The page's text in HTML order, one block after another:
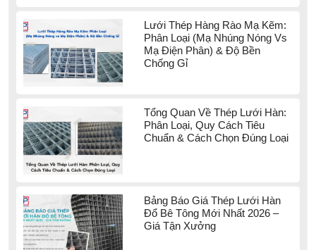
Lưới Thép Hàng Rào Mạ Kẽm:
Phân Loại (Mạ Nhúng Nóng Vs
Mạ Điện Phân) & Độ Bền
Chống Gỉ
Tổng Quan Về Thép Lưới Hàn:
Phân Loại, Quy Cách Tiêu
Chuẩn & Cách Chọn Đúng Loại
Bảng Báo Giá Thép Lưới Hàn
Đổ Bê Tông Mới Nhất 2026 –
Giá Tận Xưởng